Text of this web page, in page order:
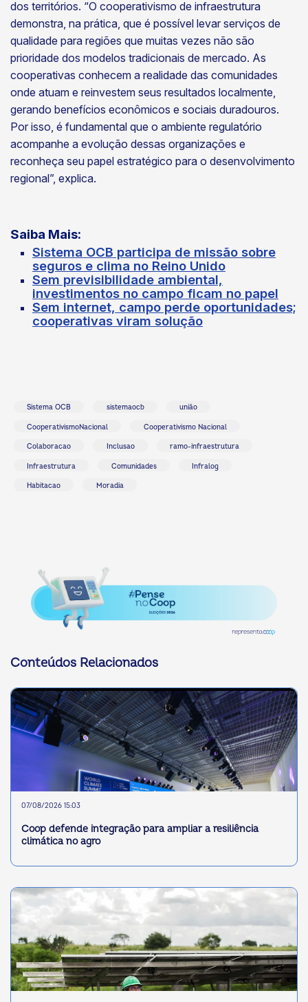
dos territórios. “O cooperativismo de infraestrutura
demonstra, na prática, que é possível levar serviços de
qualidade para regiões que muitas vezes não são
prioridade dos modelos tradicionais de mercado. As
cooperativas conhecem a realidade das comunidades
onde atuam e reinvestem seus resultados localmente,
gerando benefícios econômicos e sociais duradouros.
Por isso, é fundamental que o ambiente regulatório
acompanhe a evolução dessas organizações e
reconheça seu papel estratégico para o desenvolvimento
regional”, explica.
Saiba Mais:
Sistema OCB participa de missão sobre
seguros e clima no Reino Unido
Sem previsibilidade ambiental,
investimentos no campo ficam no papel
Sem internet, campo perde oportunidades;
cooperativas viram solução
Sistema OCB sistemaocb união
CooperativismoNacional Cooperativismo Nacional
Colaboracao Inclusao ramo-infraestrutura
Infraestrutura Comunidades Infralog
Habitacao Moradia
Conteúdos Relacionados
07/08/2026 15:03
Coop defende integração para ampliar a resiliência
climática no agro